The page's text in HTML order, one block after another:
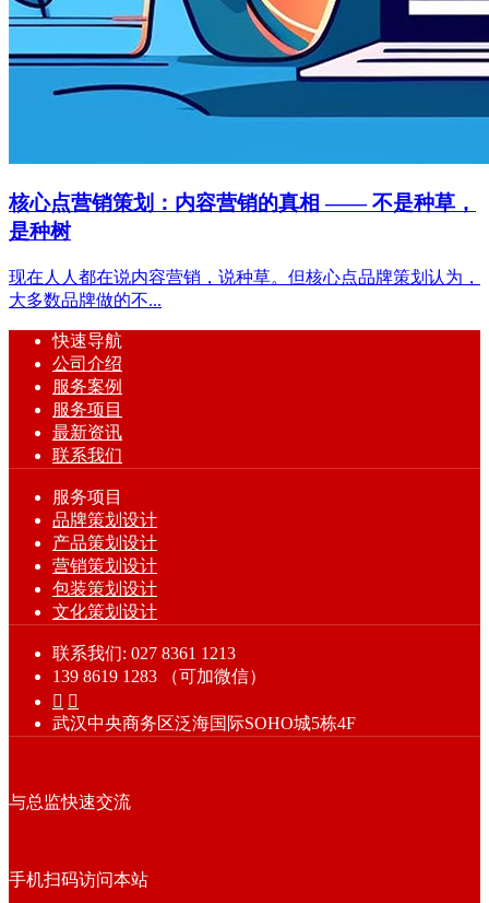
核心点营销策划：内容营销的真相 —— 不是种草，
是种树
现在人人都在说内容营销，说种草。但核心点品牌策划认为，
大多数品牌做的不...
快速导航
公司介绍
服务案例
服务项目
最新资讯
联系我们
服务项目
品牌策划设计
产品策划设计
营销策划设计
包装策划设计
文化策划设计
联系我们: 027 8361 1213
139 8619 1283 （可加微信）
 
武汉中央商务区泛海国际SOHO城5栋4F
与总监快速交流
手机扫码访问本站